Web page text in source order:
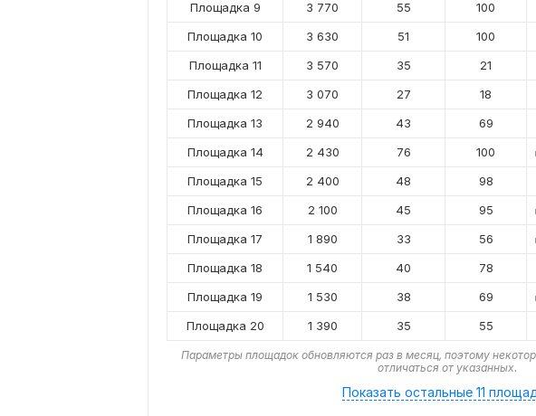
Площадка 9
3 770 55 100
Площадка 10
3 630 51 100
Площадка 11
3 570 35 21
Площадка 12
3 070 27 18
Площадка 13
2 940 43 69
Площадка 14
2 430 76 100
Площадка 15
2 400 48 98
Площадка 16
2 100 45 95
Площадка 17
1 890 33 56
Площадка 18
1 540 40 78
Площадка 19
1 530 38 69
Площадка 20
1 390 35 55
Параметры площадок обновляются раз в месяц, поэтому
отличаться от указанных.
Показать остальные 11